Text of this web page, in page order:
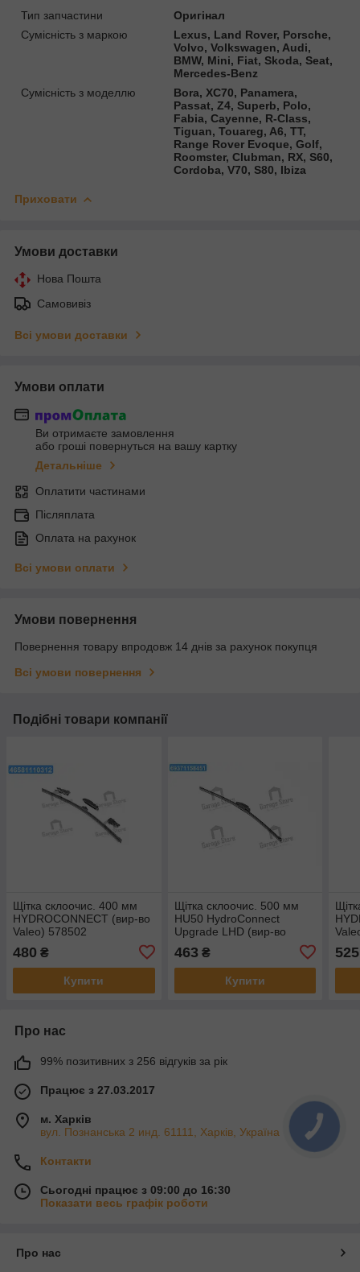
Тип запчастини
Оригінал
Сумісність з маркою
Lexus, Land Rover, Porsche,
Volvo, Volkswagen, Audi,
BMW, Mini, Fiat, Skoda, Seat,
Mercedes-Benz
Сумісність з моделлю
Bora, XC70, Panamera,
Passat, Z4, Superb, Polo,
Fabia, Cayenne, R-Class,
Tiguan, Touareg, A6, TT,
Range Rover Evoque, Golf,
Roomster, Clubman, RX, S60,
Cordoba, V70, S80, Ibiza
Приховати
Умови доставки
Нова Пошта
Самовивіз
Всі умови доставки
Умови оплати
Ви отримаєте замовлення
або гроші повернуться на вашу картку
Детальніше
Оплатити частинами
Післяплата
Оплата на рахунок
Всі умови оплати
Умови повернення
Повернення товару впродовж 14 днів за рахунок покупця
Всі умови повернення
Подібні товари компанії
Щітка склоочис. 400 мм
HYDROCONNECT (вир-во
Valeo) 578502
480 ₴
Купити
Щітка склоочис. 500 мм
HU50 HydroConnect
Upgrade LHD (вир-во
463 ₴
Купити
525
Про нас
99% позитивних з 256 відгуків за рік
Працює з 27.03.2017
м. Харків
вул. Познанська 2 инд. 61111, Харків, Україна
Контакти
Сьогодні працює з 09:00 до 16:30
Показати весь графік роботи
Про нас
КНОПКА
ЗВ'ЯЗКУ